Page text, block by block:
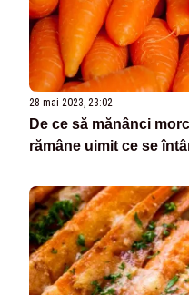
28 mai 2023, 23:02
De ce să mănânci
rămâne uimit ce se